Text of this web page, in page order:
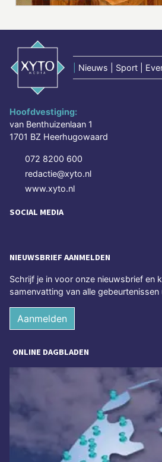
Nieuws | Sport |
Hoofdvestiging:
van Benthuizenlaan 1
1701 BZ Heerhugowaard
072 8200 600
redactie@xyto.nl
www.xyto.nl
SOCIAL MEDIA
NIEUWSBRIEF AANMELDEN
Schrijf je in voor onze nieuwsbrief en
samenvatting van alle
Aanmelden
ONLINE DAGBLADEN